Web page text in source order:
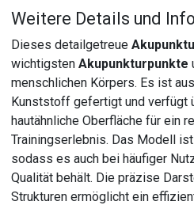
Weitere Details und
Dieses detailgetreue
wichtigstenAkupunkturpunkte
menschlichen Körpers. Es ist
Kunststoff gefertigt und verfügt
hautähnliche Oberfläche für ein
Trainingserlebnis. Das Modell
sodass es auch bei häufiger
Qualität behält. Die präzise
Strukturen ermöglicht ein